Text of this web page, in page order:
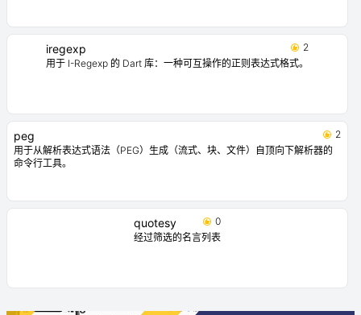
iregexp
2
用于 I-Regexp 的 Dart 库：一种可互操作的正则表达式格式。
peg
2
用于从解析表达式语法（PEG）生成（流式、块、文件）自顶向下解析器的
命令行工具。
quotesy
0
经过筛选的名言列表